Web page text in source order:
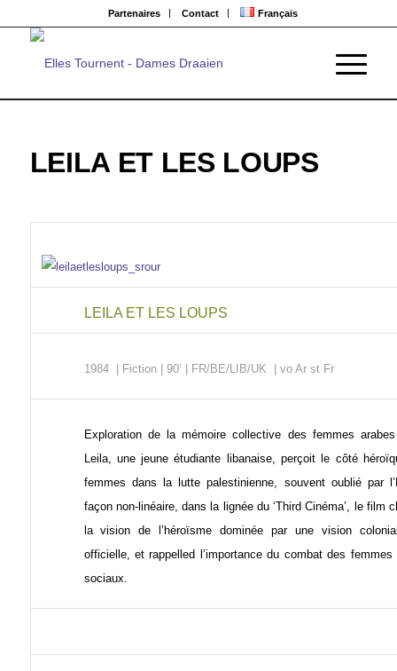
Partenaires Contact Français
LEILA ET LES LOUPS
LEILA ET LES LOUPS
1984 | Fiction | 90’ | FR/BE/LIB/UK | vo Ar st Fr
Exploration de la mémoire collective des femmes
Leila, une jeune étudiante libanaise, perçoit le côté
femmes dans la lutte palestinienne, souvent oublié par
façon non-linéaire, dans la lignée du ‘Third Cinéma’, le film
la vision de l’héroïsme dominée par une vision
officielle, et rappelled l’importance du combat des
sociaux.